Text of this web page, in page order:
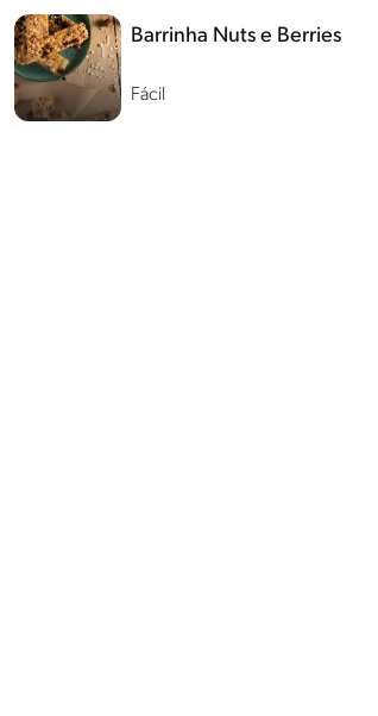
Fácil
Barrinha Nuts e Berries